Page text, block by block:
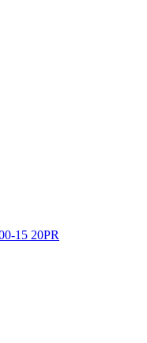
15 20PR